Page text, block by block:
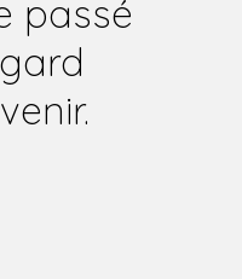
passé